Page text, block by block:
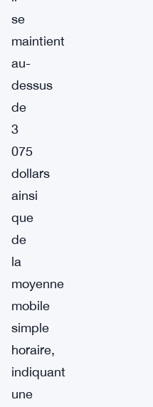
se
maintient
au-
dessus
de
3
075
dollars
ainsi
que
de
la
moyenne
mobile
simple
horaire,
indiquant
une